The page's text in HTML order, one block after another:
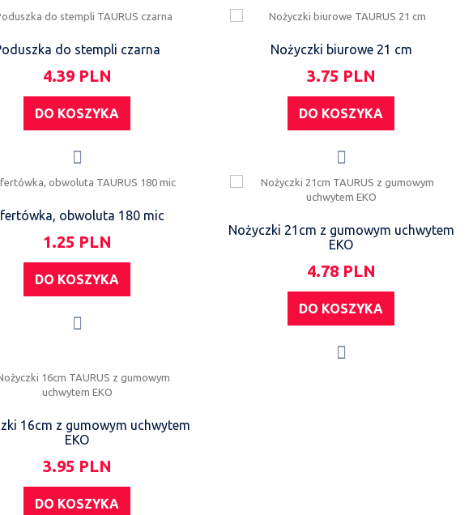
do stempli czarna
4.39 PLN
DO KOSZYKA
Nożyczki biurowe 21 cm
3.75 PLN
DO KOSZYKA
obwoluta 180 mic
1.25 PLN
DO KOSZYKA
Nożyczki 21cm z gumowym uchwytem
EKO
4.78 PLN
DO KOSZYKA
16cm z gumowym uchwytem
EKO
3.95 PLN
DO KOSZYKA